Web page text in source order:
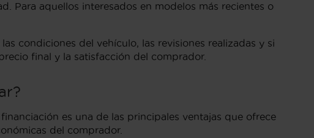
Para aquellos interesados en modelos más recientes o
condiciones del vehículo, las revisiones realizadas y si
final y la satisfacción del comprador.
es una de las principales ventajas que ofrece
del comprador.